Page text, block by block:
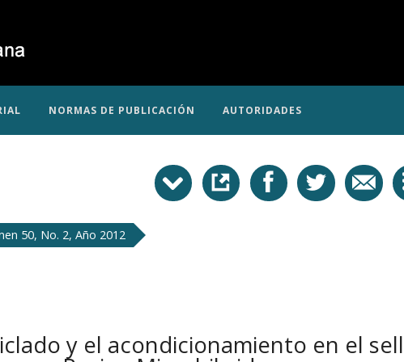
NORMAS DE PUBLICACIÓN AUTORIDADES
50, No. 2, Año 2012
y el acondicionamiento en el